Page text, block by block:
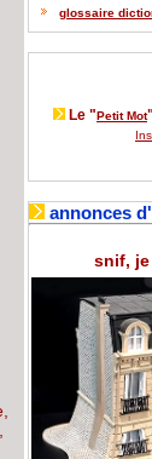
glossaire
Le "Petit Mot
annonces
snif, je